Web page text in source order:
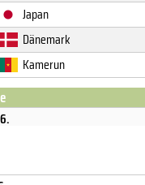
Japan
Dänemark
Kamerun